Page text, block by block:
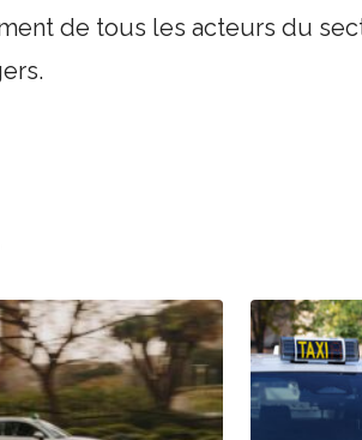
de tous les acteurs du